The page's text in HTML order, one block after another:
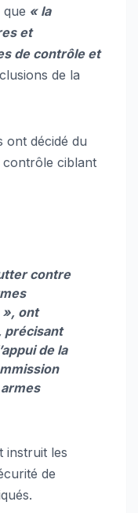
que « la
et
de contrôle et
de la
ont décidé du
contrôle ciblant
contre
», ont
précisant
de la
instruit les
de